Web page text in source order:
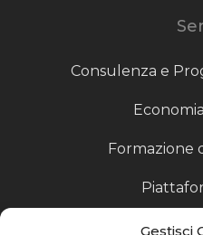
Gestisci
Consulenza e
Formazione